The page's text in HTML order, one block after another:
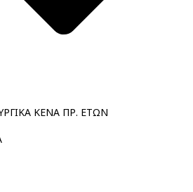
ΚΕΝΑ ΠΡ. ΕΤΩΝ